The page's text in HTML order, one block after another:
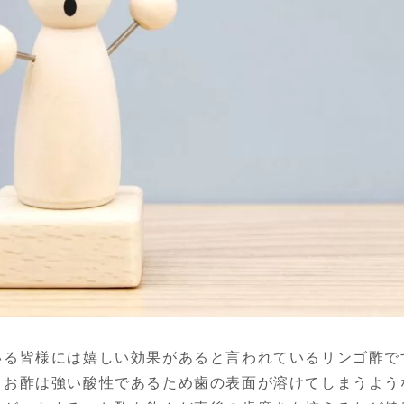
皆様には嬉しい効果があると言われているリンゴ酢
酢は強い酸性であるため歯の表面が溶けてしまうよ